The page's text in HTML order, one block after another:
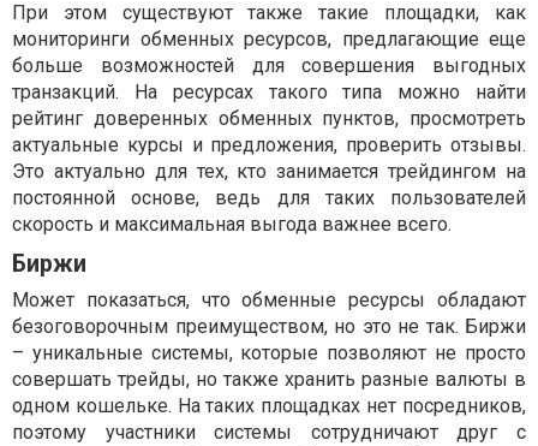
При этом существуют также такие площадки, как
мониторинги обменных ресурсов, предлагающие еще
больше возможностей для совершения выгодных
транзакций. На ресурсах такого типа можно найти
рейтинг доверенных обменных пунктов, просмотреть
актуальные курсы и предложения, проверить отзывы.
Это актуально для тех, кто занимается трейдингом на
постоянной основе, ведь для таких пользователей
скорость и максимальная выгода важнее всего.
Биржи
Может показаться, что обменные ресурсы обладают
безоговорочным преимуществом, но это не так. Биржи
– уникальные системы, которые позволяют не просто
совершать трейды, но также хранить разные валюты в
одном кошельке. На таких площадках нет посредников,
поэтому участники системы сотрудничают друг с